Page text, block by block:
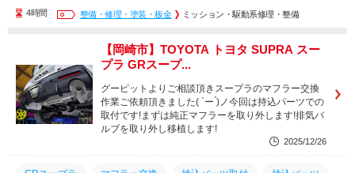
修理 整備 知立市 名古屋市 豊橋市 豊川市
安城市 刈谷市
三河エリア 愛知県
4時間 整備・修理・塗装・板金 ミッション・駆動系修理・整備
【岡崎市】TOYOTA トヨタ SUPRA スー
プラ GRスープ...
グーピットよりご相談頂きスープラのマフラー交換
作業ご依頼頂きました( `ー ́)ノ今回は持込パーツでの
取付です!まずは純正マフラーを取り外します!排気バ
ルブを取り外し移植します!
2025/12/26